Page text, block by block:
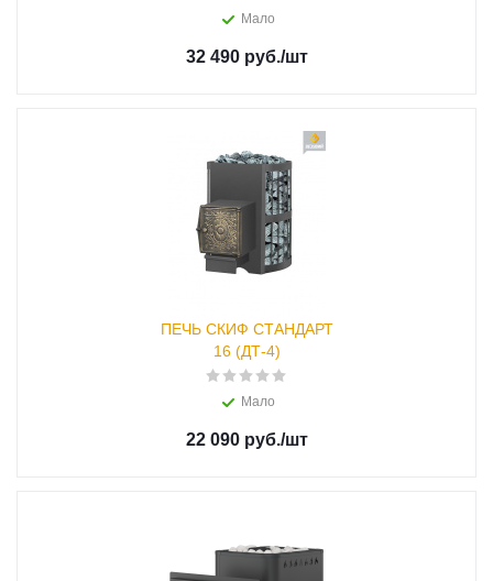
Мало
32 490 руб./шт
ПЕЧЬ СКИФ СТАНДАРТ
16 (ДТ-4)
Мало
22 090 руб./шт